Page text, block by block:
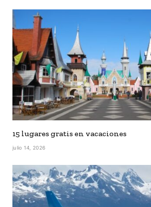
15 lugares gratis en vacaciones
julio 14, 2026